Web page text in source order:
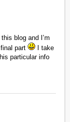
blog and I’m
final part
I take
particular info